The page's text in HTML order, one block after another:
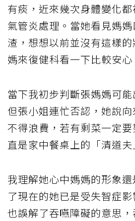
有痰，近來幾次身體變化
氣管炎處理。當她看見媽
渣，想想以前並沒有這樣
媽來復健科看一下比較安心
當下我初步判斷張媽媽可
但張小姐連忙否認，她說
不得浪費，若有剩菜一定
直是家中餐桌上的「清道夫
我理解她心中媽媽的形象
了現在的她已是受失智症
也誤解了吞嚥障礙的意思